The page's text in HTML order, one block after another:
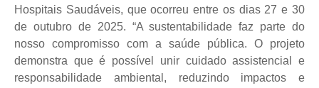
Hospitais Saudáveis, que ocorreu entre os dias 27 e 30
de outubro de 2025. “A sustentabilidade faz parte do
nosso compromisso com a saúde pública. O projeto
demonstra que é possível unir cuidado assistencial e
responsabilidade ambiental, reduzindo impactos e